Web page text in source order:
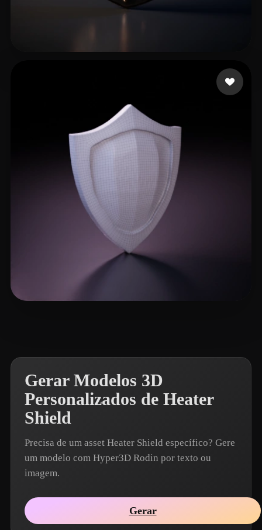
Gerar Modelos 3D
Personalizados de Heater
Shield
Precisa de um asset Heater Shield específico? Gere
um modelo com Hyper3D Rodin por texto ou
imagem.
Gerar